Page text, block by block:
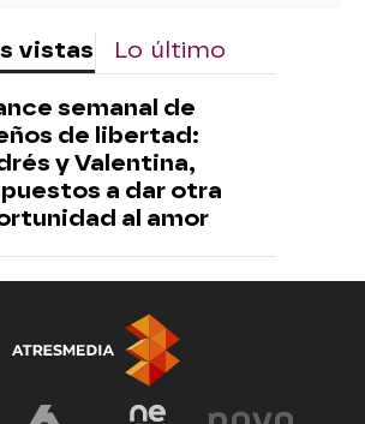
vistas Lo último
semanal de
de libertad:
y Valentina,
a dar otra
al amor